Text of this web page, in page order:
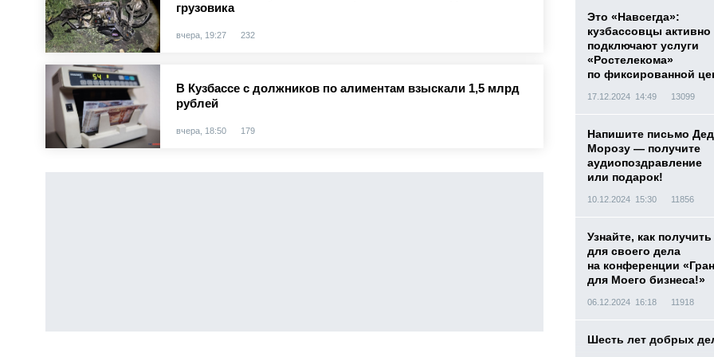
грузовика
вчера, 19:27 232
В Кузбассе с должников по алиментам взыскали 1,5 млрд
рублей
вчера, 18:50 179
Это «Навсегда»:
кузбассовцы активно
подключают услуги
«Ростелекома»
по фиксированной
17.12.2024 14:49 13099
Напишите письмо
Морозу — получите
аудиопоздравление
или подарок!
10.12.2024 15:30 11856
Узнайте, как получить
для своего дела
на конференции
для Моего бизнеса!»
06.12.2024 16:18 11918
Шесть лет добрых